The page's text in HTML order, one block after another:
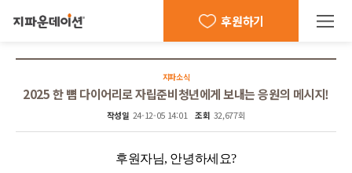
후원하기
지파소식
2025 한 뼘 다이어리로 자립준비청년에게 보내는 응원의 메시지!
작성일 24-12-05 14:01 조회 32,677회
후원자님, 안녕하세요?